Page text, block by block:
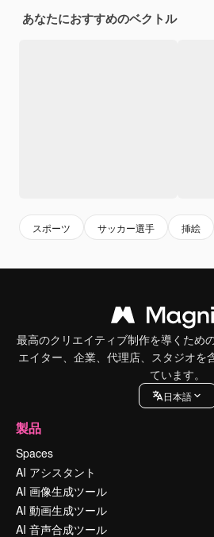
あなたにおすすめのベクトル
スポーツ サッカー選手 挿絵
最高のクリエイティブ制作を導くため
エイター、企業、代理店、スタジオを
ています。
日本語
製品
Spaces
AI アシスタント
AI 画像生成ツール
AI 動画生成ツール
AI 音声合成ツール